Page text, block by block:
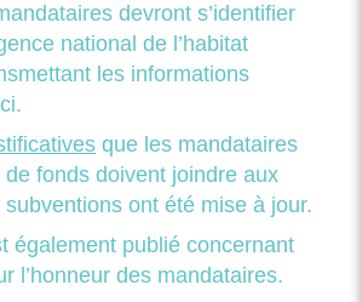
devront s’identifier
national de l’habitat
les informations
que les mandataires
fonds doivent joindre aux
ont été mise à jour.
également publié concernant
l’honneur des mandataires.